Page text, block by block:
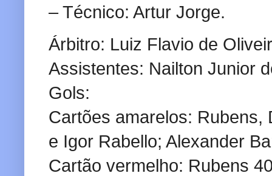
– Técnico: Artur Jorge.
Árbitro: Luiz Flavio de
Assistentes: Nailton Junior
Gols:
Cartões amarelos:
e Igor Rabello; Alexander
Cartão vermelho: Rubens